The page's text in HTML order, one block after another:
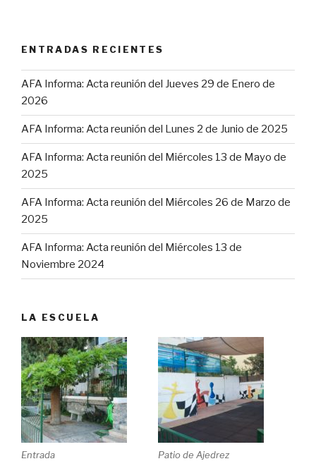
ENTRADAS RECIENTES
AFA Informa: Acta reunión del Jueves 29 de Enero de
2026
AFA Informa: Acta reunión del Lunes 2 de Junio de 2025
AFA Informa: Acta reunión del Miércoles 13 de Mayo de
2025
AFA Informa: Acta reunión del Miércoles 26 de Marzo de
2025
AFA Informa: Acta reunión del Miércoles 13 de
Noviembre 2024
LA ESCUELA
Entrada Patio de Ajedrez